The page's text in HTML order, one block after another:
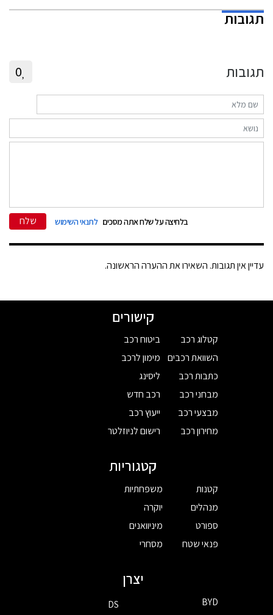
תגובות
תגובות 0
בלחיצה על שלח אתה מסכים לתנאי השימוש שלח
עדיין אין תגובות. השאירו את ההערה הראשונה.
קישורים
קטלוג רכב
השוואת רכבים
כתבות רכב
מבחני רכב
מבצעי רכב
מחירון רכב
ביטוח רכב
מימון לרכב
ליסינג
רכב חדש
ייעוץ רכב
רישום לניוזלטר
קטגוריות
קטנות
מנהלים
ספורט
פנאי שטח
משפחתיות
יוקרה
מיניוואנים
מסחרי
יצרן
BYD
DS